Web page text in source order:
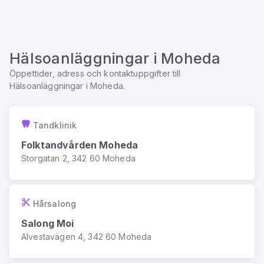
Hälsoanläggningar i Moheda
Öppettider, adress och kontaktuppgifter till
Hälsoanläggningar iMoheda.
Tandklinik
Folktandvården Moheda
Storgatan 2, 342 60 Moheda
Hårsalong
Salong Moi
Alvestavägen 4, 342 60 Moheda